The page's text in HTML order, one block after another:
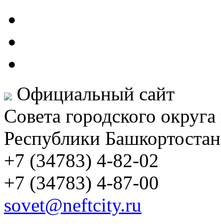
Официальный сайт
Совета городского
Республики Башкортостан
+7 (34783) 4-82-02
+7 (34783) 4-87-00
sovet@neftcity.ru